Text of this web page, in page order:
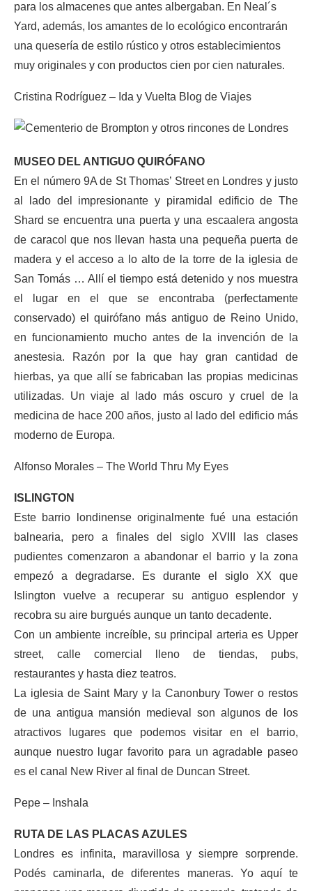
para los almacenes que antes albergaban. En Neal´s
Yard, además, los amantes de lo ecológico encontrarán
una quesería de estilo rústico y otros establecimientos
muy originales y con productos cien por cien naturales.
Cristina Rodríguez – Ida y Vuelta Blog de Viajes
MUSEO DEL ANTIGUO QUIRÓFANO
En el número 9A de St Thomas’ Street en Londres y justo
al lado del impresionante y piramidal edificio de The
Shard se encuentra una puerta y una escaalera angosta
de caracol que nos llevan hasta una pequeña puerta de
madera y el acceso a lo alto de la torre de la iglesia de
San Tomás … Allí el tiempo está detenido y nos muestra
el lugar en el que se encontraba (perfectamente
conservado) el quirófano más antiguo de Reino Unido,
en funcionamiento mucho antes de la invención de la
anestesia. Razón por la que hay gran cantidad de
hierbas, ya que allí se fabricaban las propias medicinas
utilizadas. Un viaje al lado más oscuro y cruel de la
medicina de hace 200 años, justo al lado del edificio más
moderno de Europa.
Alfonso Morales – The World Thru My Eyes
ISLINGTON
Este barrio londinense originalmente fué una estación
balnearia, pero a finales del siglo XVIII las clases
pudientes comenzaron a abandonar el barrio y la zona
empezó a degradarse. Es durante el siglo XX que
Islington vuelve a recuperar su antiguo esplendor y
recobra su aire burgués aunque un tanto decadente.
Con un ambiente increíble, su principal arteria es Upper
street, calle comercial lleno de tiendas, pubs,
restaurantes y hasta diez teatros.
La iglesia de Saint Mary y la Canonbury Tower o restos
de una antigua mansión medieval son algunos de los
atractivos lugares que podemos visitar en el barrio,
aunque nuestro lugar favorito para un agradable paseo
es el canal New River al final de Duncan Street.
Pepe – Inshala
RUTA DE LAS PLACAS AZULES
Londres es infinita, maravillosa y siempre sorprende.
Podés caminarla, de diferentes maneras. Yo aquí te